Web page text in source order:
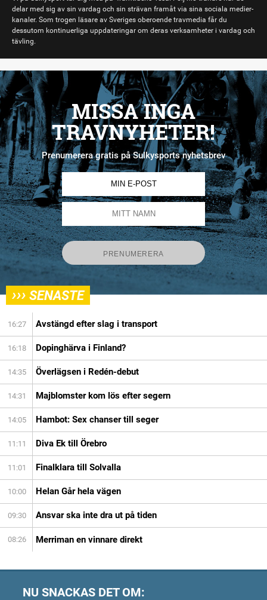
delar med sig av sin vardag och sin strävan framåt via sina sociala medier-
kanaler. Som trogen läsare av Sveriges oberoende travmedia får du
dessutom kontinuerliga uppdateringar om deras verksamheter i vardag och
tävling.
MISSA INGA
TRAVNYHETER!
Prenumerera gratis på Sulkysports nyhetsbrev
››› SENASTE
16:27 Avstängd efter slag i transport
16:18 Dopinghärva i Finland?
14:35 Överlägsen i Redén-debut
14:31 Majblomster kom lös efter segern
14:05 Hambot: Sex chanser till seger
11:11 Diva Ek till Örebro
11:01 Finalklara till Solvalla
10:00 Helan Går hela vägen
09:30 Ansvar ska inte dra ut på tiden
08:26 Merriman en vinnare direkt
NU SNACKAS DET OM: